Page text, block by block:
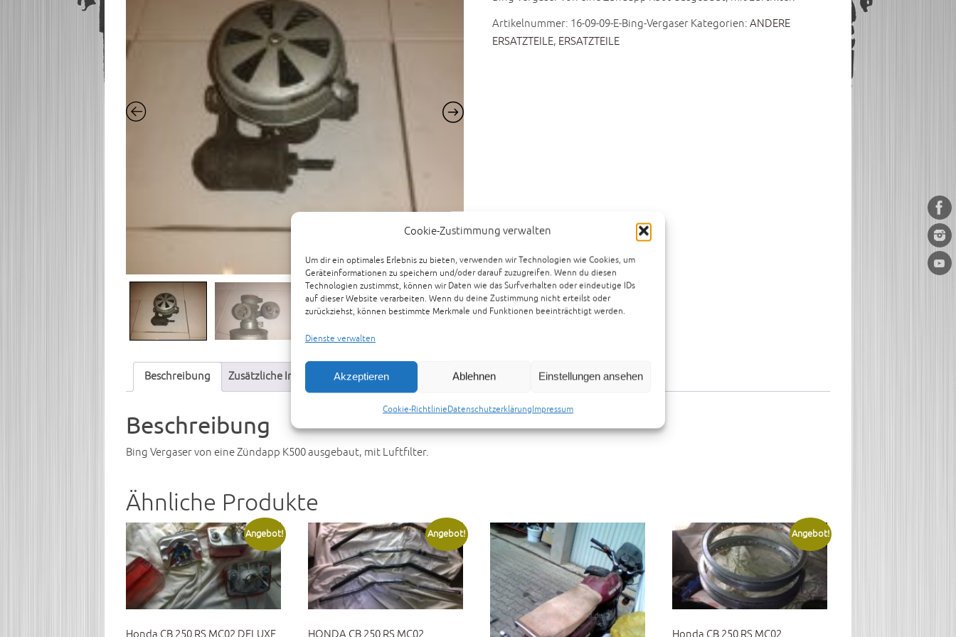
Cookie-Zustimmung verwalten
Um dir ein optimales Erlebnis zu bieten, verwenden wir Technologien wie Cookies, um
Geräteinformationen zu speichern und/oder darauf zuzugreifen. Wenn du diesen
Technologien zustimmst, können wir Daten wie das Surfverhalten oder eindeutige IDs
auf dieser Website verarbeiten. Wenn du deine Zustimmung nicht erteilst oder
zurückziehst, können bestimmte Merkmale und Funktionen beeinträchtigt werden.
Dienste verwalten
Akzeptieren Ablehnen Einstellungen ansehen
Cookie-RichtlinieDatenschutzerklärungImpressum
Artikelnummer: 16-09-09-E-Bing-Vergaser Kategorien: ANDERE
ERSATZTEILE, ERSATZTEILE
Beschreibung Zusätzliche Informationen Rezensionen (0) Preisvorschlag senden
Beschreibung
Bing Vergaser von eine Zündapp K500 ausgebaut, mit Luftfilter.
Ähnliche Produkte
Angebot!
Honda CB 250 RS MC02 DELUXE
Angebot!
HONDA CB 250 RS MC02
Angebot!
Honda CB 250 RS MC02